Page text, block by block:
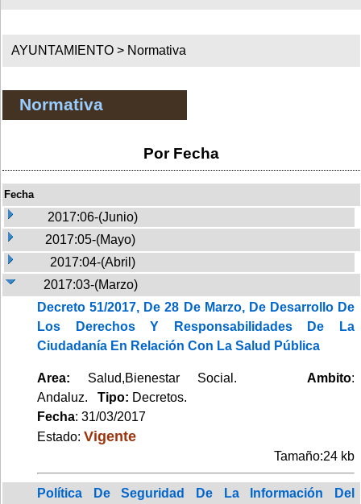
AYUNTAMIENTO > Normativa
Normativa
Por Fecha
Fecha
2017:06-(Junio)
2017:05-(Mayo)
2017:04-(Abril)
2017:03-(Marzo)
Decreto 51/2017, De 28 De Marzo, De Desarrollo De
Los Derechos Y Responsabilidades De La
Ciudadanía En Relación Con La Salud Pública
Area: Salud,Bienestar Social. Ambito:
Andaluz. Tipo: Decretos.
Fecha: 31/03/2017
Estado: Vigente
Tamaño:24 kb
Política De Seguridad De La Información Del